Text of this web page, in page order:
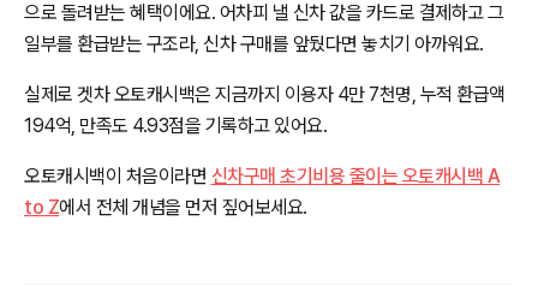
으로 돌려받는 혜택이에요. 어차피 낼 신차 값을 카드로 결제하고 그
일부를 환급받는 구조라, 신차 구매를 앞뒀다면 놓치기 아까워요.
실제로 겟차 오토캐시백은 지금까지 이용자 4만 7천명, 누적 환급액
194억, 만족도 4.93점을 기록하고 있어요.
오토캐시백이 처음이라면 신차구매 초기비용 줄이는 오토캐시백 A
to Z에서 전체 개념을 먼저 짚어보세요.